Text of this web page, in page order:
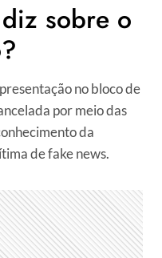
sobre o
no bloco de
por meio das
da
de fake news.